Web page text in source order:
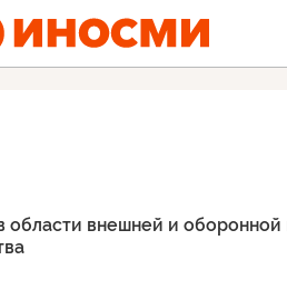
внешней и оборонной